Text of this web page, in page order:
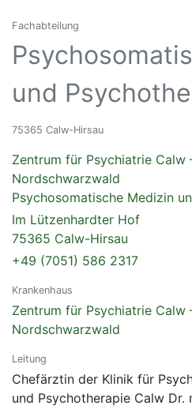
Fachabteilung
und
75365 Calw-Hirsau
Zentrum für Psychiatrie Calw
Nordschwarzwald
Psychosomatische Medizin
Im Lützenhardter Hof
75365 Calw-Hirsau
+49 (7051) 586 2317
Krankenhaus
Zentrum für Psychiatrie Calw
Nordschwarzwald
Leitung
Chefärztin der Klinik für
und Psychotherapie Calw Dr.